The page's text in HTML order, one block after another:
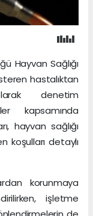
Hayvan Sağlığı
hastalıktan
denetim
kapsamında
hayvan sağlığı
koşulları detaylı
korunmaya
işletme